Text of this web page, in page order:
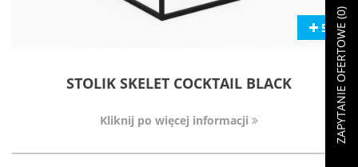
50
STOLIK SKELET COCKTAIL BLACK
Kliknij po więcej informacji ZAPYTANIE OFERTOWE (
0
)